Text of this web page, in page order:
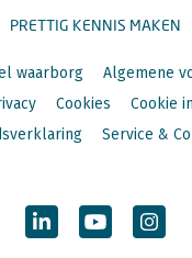
PRETTIG KENNIS MAKEN
waarborg
Algemene
Cookies
Cookie
Service &